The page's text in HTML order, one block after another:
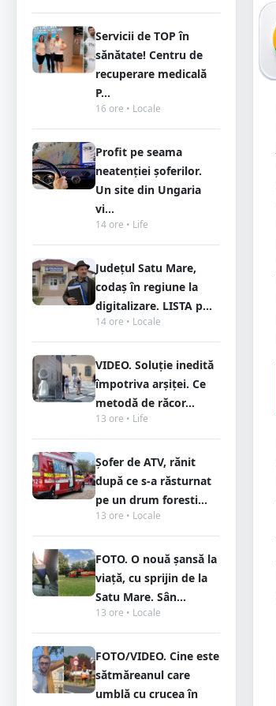
Servicii de TOP în
sănătate! Centru de
recuperare medicală
P...
16 ore • Locale
Profit pe seama
neatenției șoferilor.
Un site din Ungaria
vi...
14 ore • Life
Județul Satu Mare,
codaș în regiune la
digitalizare. LISTA p...
14 ore • Locale
VIDEO. Soluție inedită
împotriva arșiței. Ce
metodă de răcor...
13 ore • Life
Șofer de ATV, rănit
după ce s-a răsturnat
pe un drum foresti...
13 ore • Locale
FOTO. O nouă șansă la
viață, cu sprijin de la
Satu Mare. Sân...
13 ore • Locale
FOTO/VIDEO. Cine este
sătmăreanul care
umblă cu crucea în